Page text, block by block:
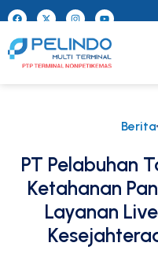
Berita
PT Pelabuhan
Ketahanan
Layanan